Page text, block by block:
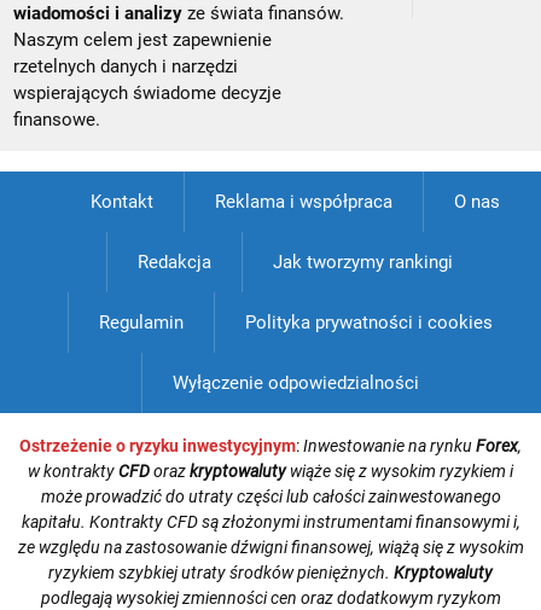
wiadomości i analizy ze świata finansów.
Naszym celem jest zapewnienie
rzetelnych danych i narzędzi
wspierających świadome decyzje
finansowe.
Kontakt Reklama i współpraca O nas
Redakcja Jak tworzymy rankingi
Regulamin Polityka prywatności i cookies
Wyłączenie odpowiedzialności
Ostrzeżenie o ryzyku inwestycyjnym:Inwestowanie na rynkuForex,
w kontraktyCFDorazkryptowalutywiąże się z wysokim ryzykiem i
może prowadzić do utraty części lub całości zainwestowanego
kapitału. Kontrakty CFD są złożonymi instrumentami finansowymi i,
ze względu na zastosowanie dźwigni finansowej, wiążą się z wysokim
ryzykiem szybkiej utraty środków pieniężnych. Kryptowaluty
podlegają wysokiej zmienności cen oraz dodatkowym ryzykom